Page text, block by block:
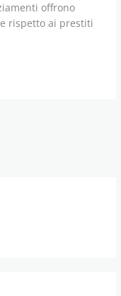
offrono
rispetto ai prestiti